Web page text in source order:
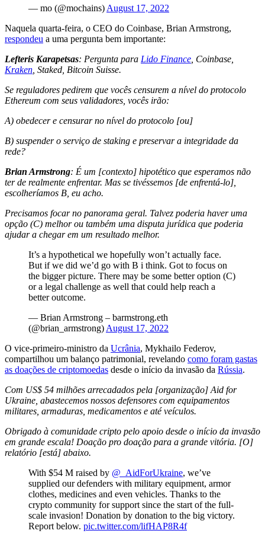
— mo (@mochains) August 17, 2022
Naquela quarta-feira, o CEO do Coinbase, Brian Armstrong,
respondeu a uma pergunta bem importante:
Lefteris Karapetsas: Pergunta para Lido Finance , Coinbase,
Kraken , Staked, Bitcoin Suisse.
Se reguladores pedirem que vocês censurem a nível do protocolo
Ethereum com seus validadores, vocês irão:
A) obedecer e censurar no nível do protocolo [ou]
B) suspender o serviço de staking e preservar a integridade da
rede?
Brian Armstrong: É um [contexto] hipotético que esperamos não
ter de realmente enfrentar. Mas se tivéssemos [de enfrentá-lo],
escolheríamos B, eu acho.
Precisamos focar no panorama geral. Talvez poderia haver uma
opção (C) melhor ou também uma disputa jurídica que poderia
ajudar a chegar em um resultado melhor.
It’s a hypothetical we hopefully won’t actually face.
But if we did we’d go with B i think. Got to focus on
the bigger picture. There may be some better option (C)
or a legal challenge as well that could help reach a
better outcome.
— Brian Armstrong – barmstrong.eth
(@brian_armstrong) August 17, 2022
O vice-primeiro-ministro da Ucrânia, Mykhailo Federov,
compartilhou um balanço patrimonial, revelando como foram gastas
as doações de criptomoedas desde o início da invasão da Rússia.
Com US$ 54 milhões arrecadados pela [organização] Aid for
Ukraine, abastecemos nossos defensores com equipamentos
militares, armaduras, medicamentos e até veículos.
Obrigado à comunidade cripto pelo apoio desde o início da invasão
em grande escala! Doação pro doação para a grande vitória. [O]
relatório [está] abaixo.
With $54 M raised by @_AidForUkraine, we’ve
supplied our defenders with military equipment, armor
clothes, medicines and even vehicles. Thanks to the
crypto community for support since the start of the full-
scale invasion! Donation by donation to the big victory.
Report below. pic.twitter.com/lifHAP8R4f